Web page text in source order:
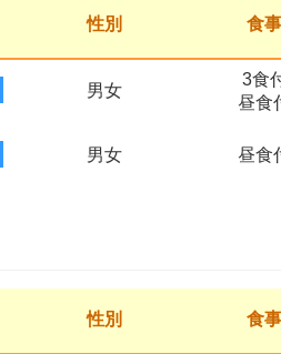
性別 食事
男女
3食
昼食
男女 昼食
性別 食事